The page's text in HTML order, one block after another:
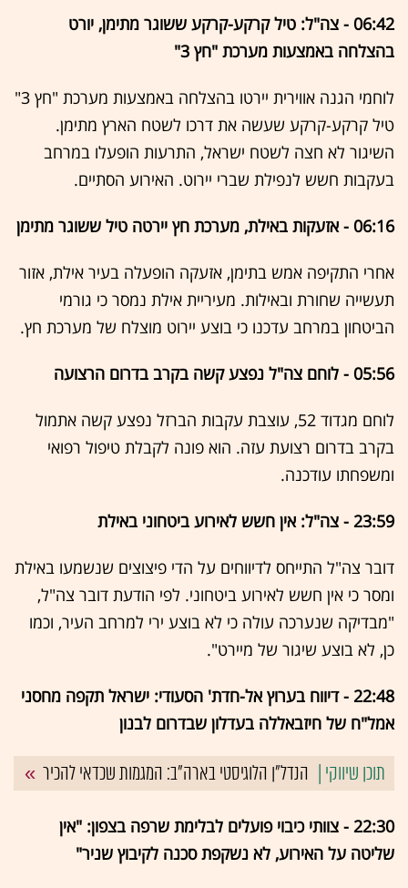
06:42 - צה"ל: טיל קרקע-קרקע ששוגר מתימן, יורט
בהצלחה באמצעות מערכת "חץ 3"
לוחמי הגנה אווירית יירטו בהצלחה באמצעות מערכת "חץ 3"
טיל קרקע-קרקע שעשה את דרכו לשטח הארץ מתימן.
השיגור לא חצה לשטח ישראל, התרעות הופעלו במרחב
בעקבות חשש לנפילת שברי יירוט. האירוע הסתיים.
06:16 - אזעקות באילת, מערכת חץ יירטה טיל ששוגר מתימן
אחרי התקיפה אמש בתימן, אזעקה הופעלה בעיר אילת, אזור
תעשייה שחורת ובאילות. מעיריית אילת נמסר כי גורמי
הביטחון במרחב עדכנו כי בוצע יירוט מוצלח של מערכת חץ.
05:56 - לוחם צה"ל נפצע קשה בקרב בדרום הרצועה
לוחם מגדוד 52, עוצבת עקבות הברזל נפצע קשה אתמול
בקרב בדרום רצועת עזה. הוא פונה לקבלת טיפול רפואי
ומשפחתו עודכנה.
23:59 - צה"ל: אין חשש לאירוע ביטחוני באילת
דובר צה"ל התייחס לדיווחים על הדי פיצוצים שנשמעו באילת
ומסר כי אין חשש לאירוע ביטחוני. לפי הודעת דובר צה"ל,
"מבדיקה שנערכה עולה כי לא בוצע ירי למרחב העיר, וכמו
כן, לא בוצע שיגור של מיירט".
22:48 - דיווח בערוץ אל-חדת' הסעודי: ישראל תקפה מחסני
אמל"ח של חיזבאללה בעדלון שבדרום לבנון
הנדל"ן הלוגיסטי בארה"ב: המגמות שכדאי להכיר
22:30 - צוותי כיבוי פועלים לבלימת שרפה בצפון: "אין
שליטה על האירוע, לא נשקפת סכנה לקיבוץ שניר"